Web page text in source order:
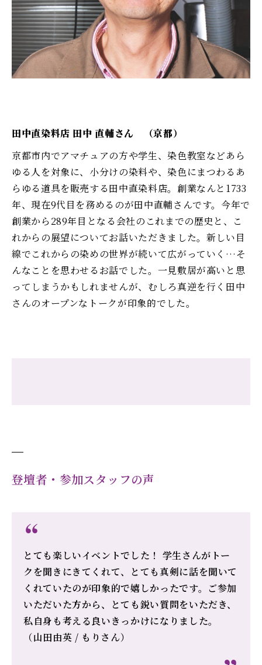
田中直染料店 田中 直輔さん （京都）
京都市内でアマチュアの方や学生、染色教室などあら
ゆる人を対象に、小分けの染料や、染色にまつわるあ
らゆる道具を販売する田中直染料店。創業なんと1733
年、現在9代目を務めるのが田中直輔さんです。今年で
創業から289年目となる会社のこれまでの歴史と、こ
れからの展望についてお話いただきました。新しい目
線でこれからの染めの世界が続いて広がっていく…そ
んなことを思わせるお話でした。一見敷居が高いと思
ってしまうかもしれませんが、むしろ真逆を行く田中
さんのオープンなトークが印象的でした。
登壇者・参加スタッフの声
とても楽しいイベントでした！ 学生さんがトー
クを聞きにきてくれて、とても真剣に話を聞いて
くれていたのが印象的で嬉しかったです。ご参加
いただいた方から、とても鋭い質問をいただき、
私自身も考える良いきっかけになりました。
（山田由英 / もりさん）